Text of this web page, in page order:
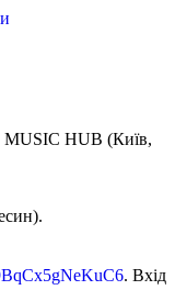
MUSIC HUB (Київ,
. Вхід